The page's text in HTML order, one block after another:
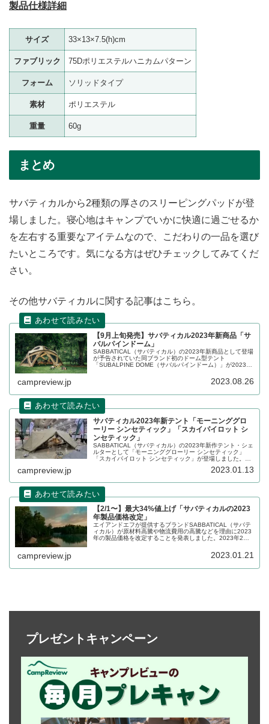
製品仕様詳細
サイズ 33×13×7.5(h)cm
ファブリック 75Dポリエステルハニカムパターン
フォーム ソリッドタイプ
素材 ポリエステル
重量 60g
まとめ
サバティカルから2種類の厚さのスリーピングパッドが登
場しました。寝心地はキャンプでいかに快適に過ごせるか
を左右する重要なアイテムなので、こだわりの一品を選び
たいところです。気になる方はぜひチェックしてみてくだ
さい。
その他サバティカルに関する記事はこちら。
【9月上旬発売】サバティカル2023年新商品「サ
バルパインドーム」
SABBATICAL（サバティカル）の2023年新商品として登場
が予告されていた同ブランド初のドーム型テント
「SUBALPINE DOME（サバルパインドーム）」が2023年
ンプルさと軽量化を実現した、大型のドームテントです。
campreview.jp 2023.08.26
サバティカル2023年新テント「モーニンググロ
ーリー シンセティック」「スカイパイロット シ
ンセティック」
SABBATICAL（サバティカル）の2023年新作テント・シェ
ルターとして「モーニンググローリー シンセティック」
「スカイパイロット シンセティック」が登場しました。い
campreview.jp 2023.01.13
【2/1〜】最大34%値上げ「サバティカルの2023
年製品価格改定」
エイアンドエフが提供するブランドSABBATICAL（サバテ
ィカル）が原材料高騰や物流費用の高騰などを理由に2023
年の製品価格を改定することを発表しました。2023年2月1
campreview.jp 2023.01.21
プレゼントキャンペーン